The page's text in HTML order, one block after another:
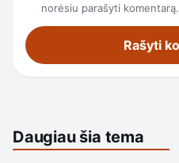
norėsiu parašyti komentarą.
Daugiau šia tema